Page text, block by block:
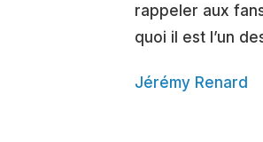
rappeler aux
quoi il est l’un
Jérémy Renard